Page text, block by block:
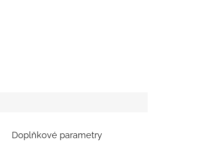
Doplňkové parametry